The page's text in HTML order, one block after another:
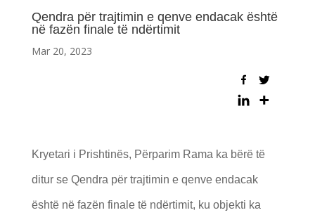
Qendra për trajtimin e qenve endacak është
në fazën finale të ndërtimit
Mar 20, 2023
Kryetari i Prishtinës, Përparim Rama ka bërë të
ditur se Qendra për trajtimin e qenve endacak
është në fazën finale të ndërtimit, ku objekti ka